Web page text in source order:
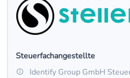
Steuerfachangestellte
Identify Group GmbH